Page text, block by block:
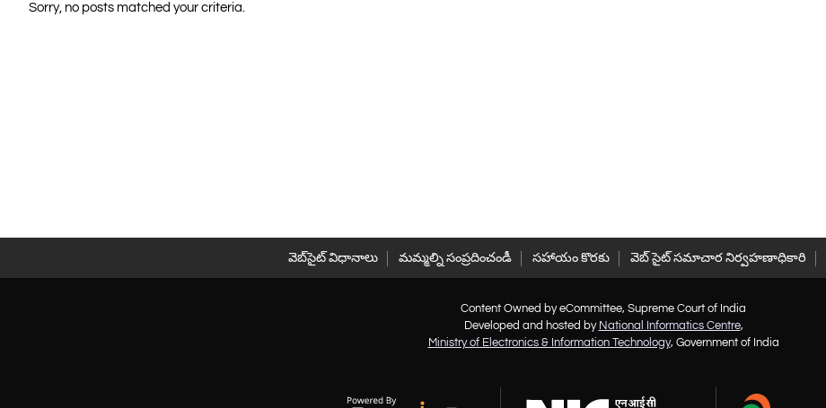
Sorry, no posts matched your criteria.
వెబ్‌సైట్ విధానాలు మమ్మల్ని సంప్రదించండీ సహాయం కొరకు వెబ్ సైట్ సమాచార నిర్వహణాధికారి
Content Owned by eCommittee, Supreme Court of India
Developed and hosted by National Informatics Centre,
Ministry of Electronics & Information Technology, Government of India